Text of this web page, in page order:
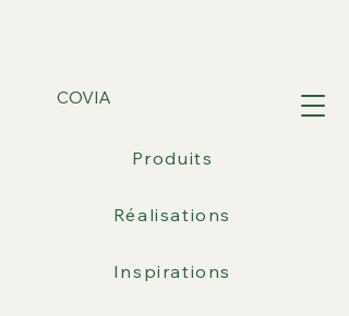
COVIA
Produits
Réalisations
Inspirations